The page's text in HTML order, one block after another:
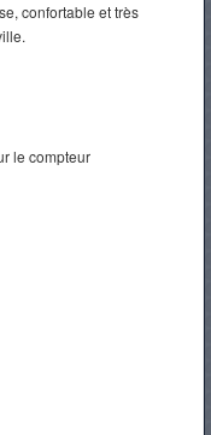
confortable et très
le compteur